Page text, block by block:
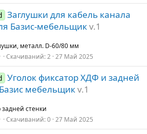
0
з
в
з
д
Заглушки для кабель канала
Базис-мебельщикv.1
металл. D-60/80 мм
0
0
з
в
з
д
Скачиваний 2 27 Май 2025
Уголок фиксатор ХДФ и задней
мебельщикv.1
задней стенки
0Скачиваний 0 27 Май 2025